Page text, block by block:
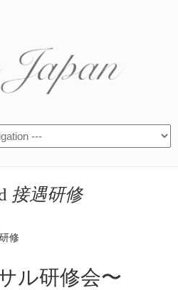
接遇研修
修
ル研修会〜